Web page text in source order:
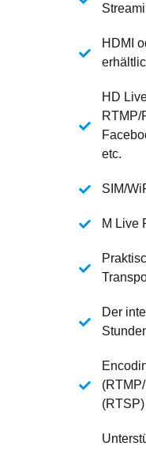
HDMI
HD
RTMP/
etc.
SIM/
M Live
Der
(RTSP)